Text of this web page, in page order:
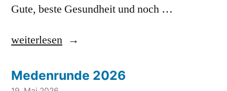
Gute, beste Gesundheit und noch …
„Happy
und
weiterlesen
Medenrunde 2026